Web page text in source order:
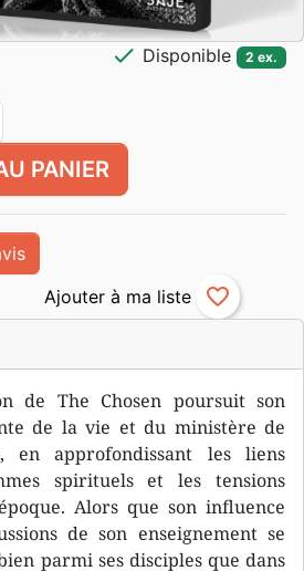
de The Chosen poursuit son
de la vie et du ministère de
en approfondissant les liens
spirituels et les tensions
Alors que son influence
de son enseignement se
parmi ses disciples que dans
check Disponible 2 ex.
PANIER
favorite_border